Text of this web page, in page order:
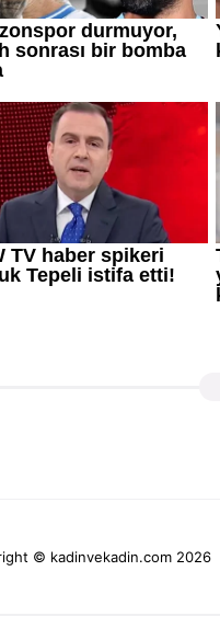
© kadinvekadin.com 2026